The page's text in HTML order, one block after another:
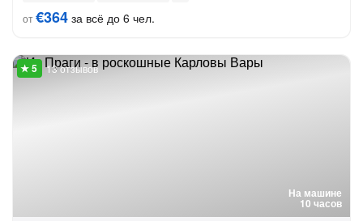
от€364 за всё до 6 чел.
На машине
10 часов
13 отзывов